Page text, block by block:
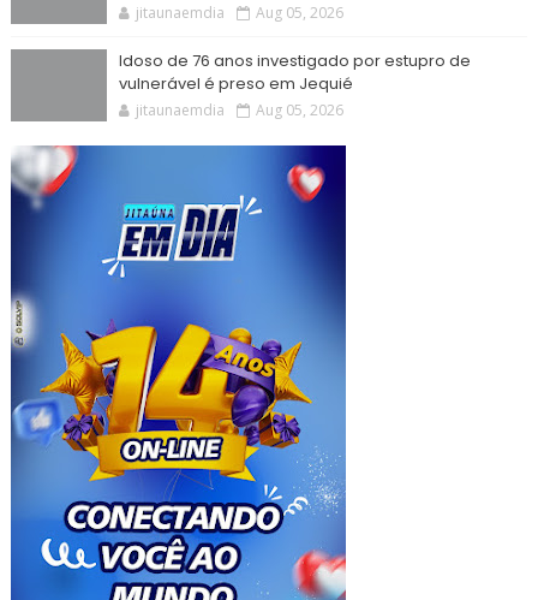
jitaunaemdia Aug 05, 2026
Idoso de 76 anos investigado por estupro de
vulnerável é preso em Jequié
jitaunaemdia Aug 05, 2026